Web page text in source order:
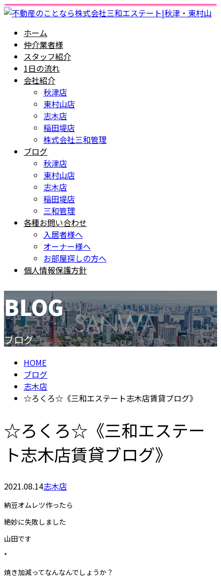
ホーム
仲介業者様
スタッフ紹介
1日の流れ
会社紹介
秋津店
東村山店
志木店
稲田堤店
株式会社三和管理
ブログ
秋津店
東村山店
志木店
稲田堤店
三和管理
各種お問い合わせ
入居者様へ
オーナー様へ
お部屋探しの方へ
個人情報保護方針
BLOG
ブログ
HOME
ブログ
志木店
☆ろくろ☆《三和エステート志木店賃貸ブログ》
☆ろくろ☆《三和エステー
ト志木店賃貸ブログ》
2021.08.14志木店
納豆オムレツ作ったら
絶妙に失敗しました
山田です
*
焼き加減ってなんなんでしょうか？